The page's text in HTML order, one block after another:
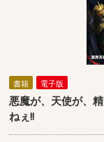
書籍 電子版
悪魔が、天使が、
ねぇ!!